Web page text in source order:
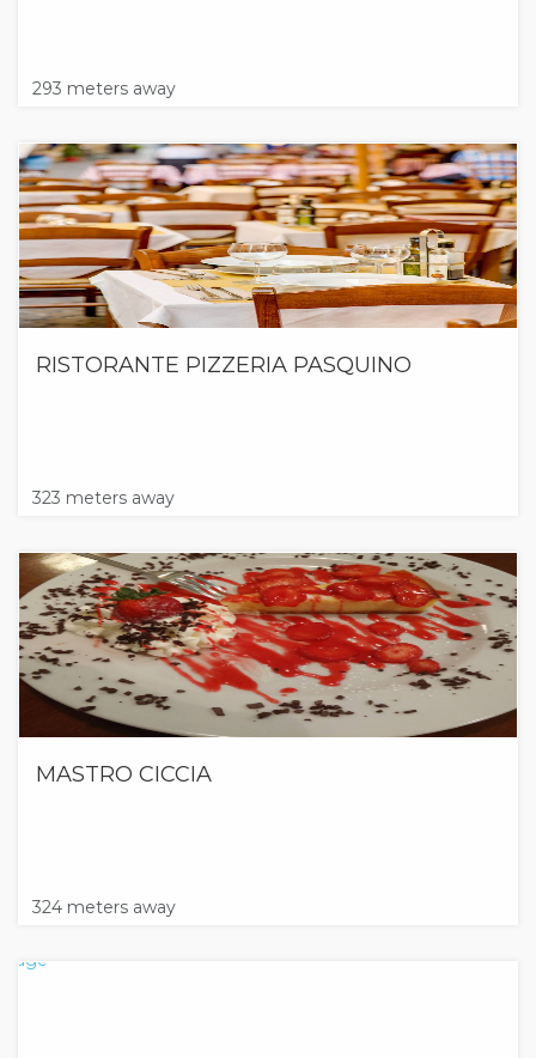
293 meters away
RISTORANTE PIZZERIA PASQUINO
323 meters away
MASTRO CICCIA
324 meters away